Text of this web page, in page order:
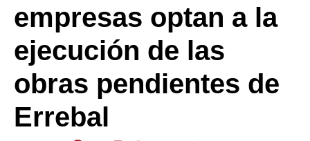
empresas optan a la
ejecución de las
obras pendientes de
Errebal